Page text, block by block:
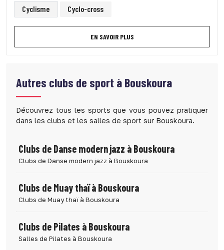
Cyclisme Cyclo-cross
EN SAVOIR PLUS
Autres clubs de sport à Bouskoura
Découvrez tous les sports que vous pouvez pratiquer
dans les clubs et les salles de sport sur Bouskoura.
Clubs de Danse modern jazz à Bouskoura
Clubs de Danse modern jazz à Bouskoura
Clubs de Muay thaï à Bouskoura
Clubs de Muay thaï à Bouskoura
Clubs de Pilates à Bouskoura
Salles de Pilates à Bouskoura